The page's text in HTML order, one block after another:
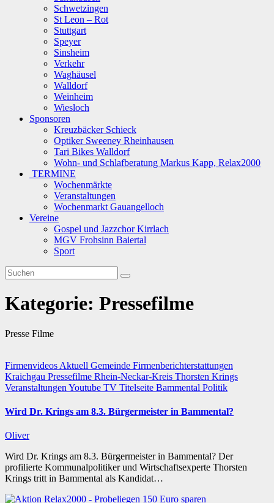
Schwetzingen
St Leon – Rot
Stuttgart
Speyer
Sinsheim
Verkehr
Waghäusel
Walldorf
Weinheim
Wiesloch
Sponsoren
Kreuzbäcker Schieck
Optiker Sweeney Rheinhausen
Tari Bikes Walldorf
Wohn- und Schlafberatung Markus Kapp, Relax2000
TERMINE
Wochenmärkte
Veranstaltungen
Wochenmarkt Gauangelloch
Vereine
Gospel und Jazzchor Kirrlach
MGV Frohsinn Baiertal
Sport
Kategorie: Pressefilme
Presse Filme
Firmenvideos Aktuell Gemeinde Firmenberichterstattungen
Kraichgau Pressefilme Rhein-Neckar-Kreis Thorsten Krings
Veranstaltungen Youtube TV Titelseite Bammental Politik
Wird Dr. Krings am 8.3. Bürgermeister in Bammental?
Oliver
Wird Dr. Krings am 8.3. Bürgermeister in Bammental? Der
profilierte Kommunalpolitiker und Wirtschaftsexperte Thorsten
Krings tritt in Bammental als Kandidat…